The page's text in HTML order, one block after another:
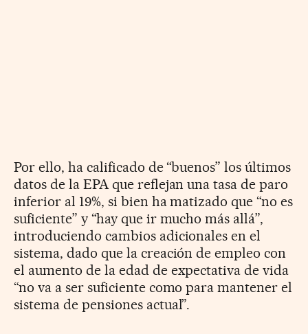
Por ello, ha calificado de “buenos” los últimos
datos de la EPA que reflejan una tasa de paro
inferior al 19%, si bien ha matizado que “no es
suficiente” y “hay que ir mucho más allá”,
introduciendo cambios adicionales en el
sistema, dado que la creación de empleo con
el aumento de la edad de expectativa de vida
“no va a ser suficiente como para mantener el
sistema de pensiones actual”.